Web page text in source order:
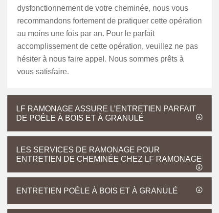
dysfonctionnement de votre cheminée, nous vous
recommandons fortement de pratiquer cette opération
au moins une fois par an. Pour le parfait
accomplissement de cette opération, veuillez ne pas
hésiter à nous faire appel. Nous sommes prêts à
vous satisfaire.
LF RAMONAGE ASSURE L’ENTRETIEN PARFAIT
DE POÊLE À BOIS ET À GRANULÉ
LES SERVICES DE RAMONAGE POUR
ENTRETIEN DE CHEMINÉE CHEZ LF RAMONAGE
ENTRETIEN POÊLE À BOIS ET À GRANULÉ